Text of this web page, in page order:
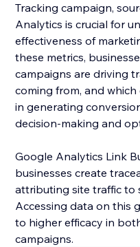
Tracking campaign,
Analytics is crucial for
effectiveness of
these metrics,
campaigns are driving
coming from, and
in generating
decision-making and
Google Analytics Link
businesses create
attributing site traffic to
Accessing data on this
to higher efficacy in
campaigns.